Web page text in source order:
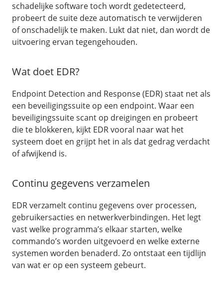
schadelijke software toch wordt gedetecteerd,
probeert de suite deze automatisch te verwijderen
of onschadelijk te maken. Lukt dat niet, dan wordt de
uitvoering ervan tegengehouden.
Wat doet EDR?
Endpoint Detection and Response (EDR) staat net als
een beveiligingssuite op een endpoint. Waar een
beveiligingssuite scant op dreigingen en probeert
die te blokkeren, kijkt EDR vooral naar wat het
systeem doet en grijpt het in als dat gedrag verdacht
of afwijkend is.
Continu gegevens verzamelen
EDR verzamelt continu gegevens over processen,
gebruikersacties en netwerkverbindingen. Het legt
vast welke programma’s elkaar starten, welke
commando’s worden uitgevoerd en welke externe
systemen worden benaderd. Zo ontstaat een tijdlijn
van wat er op een systeem gebeurt.